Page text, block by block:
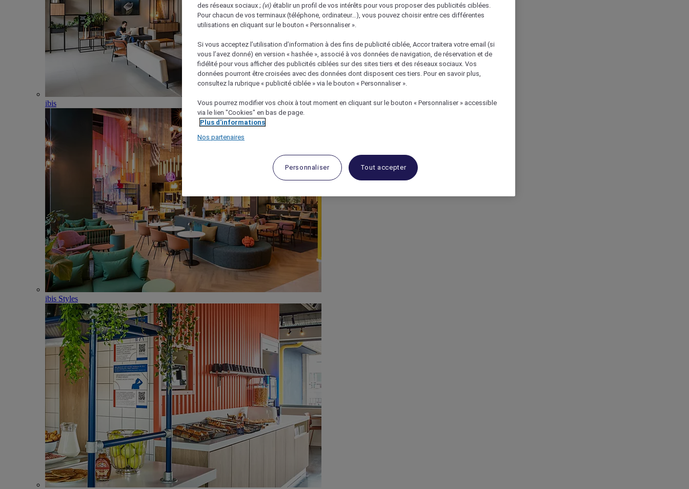
ibis
ibis Styles
des réseaux sociaux ; (vi) établir un profil de vos intérêts pour vous proposer des publicités ciblées.
Pour chacun de vos terminaux (téléphone, ordinateur…), vous pouvez choisir entre ces différentes
utilisations en cliquant sur le bouton « Personnaliser ».
Si vous acceptez l’utilisation d’information à des fins de publicité ciblée, Accor traitera votre email (si
vous l’avez donné) en version « hashée », associé à vos données de navigation, de réservation et de
fidélité pour vous afficher des publicités ciblées sur des sites tiers et des réseaux sociaux. Vos
données pourront être croisées avec des données dont disposent ces tiers. Pour en savoir plus,
consultez la rubrique « publicité ciblée » via le bouton « Personnaliser ».
Vous pourrez modifier vos choix à tout moment en cliquant sur le bouton « Personnaliser » accessible
via le lien "Cookies" en bas de page.
Plus d'informations
Nos partenaires
Personnaliser Tout accepter